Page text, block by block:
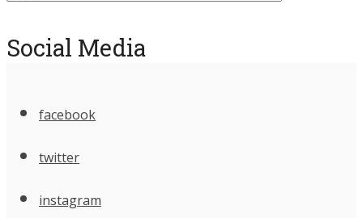
Social Media
facebook
twitter
instagram